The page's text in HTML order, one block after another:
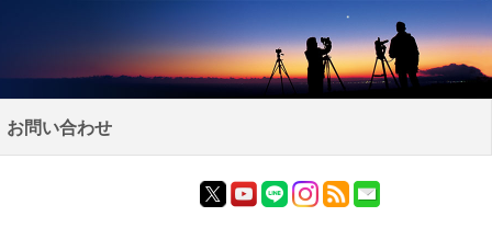
お問い合わせ